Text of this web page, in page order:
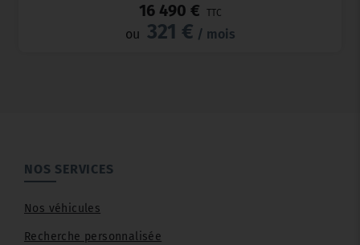
16 490 € TTC
ou 321 € / mois
NOS SERVICES
Nos véhicules
Recherche personnalisée